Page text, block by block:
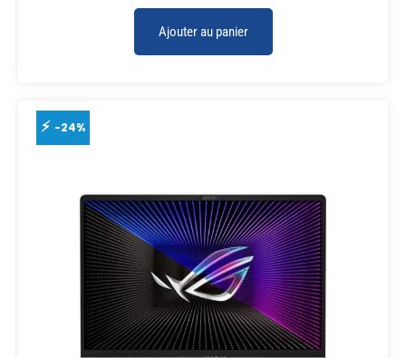
Ajouter au panier
-24%